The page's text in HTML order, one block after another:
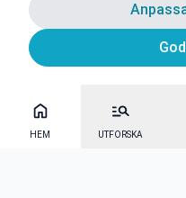
HEM UTFORSKA